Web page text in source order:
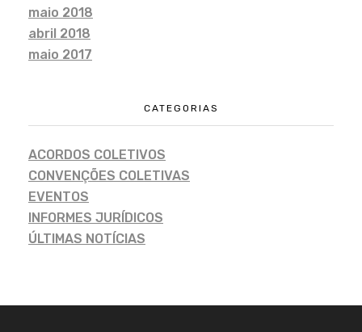
maio 2018
abril 2018
maio 2017
CATEGORIAS
ACORDOS COLETIVOS
CONVENÇÕES COLETIVAS
EVENTOS
INFORMES JURÍDICOS
ÚLTIMAS NOTÍCIAS